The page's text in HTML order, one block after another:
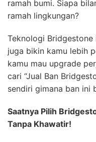
ramah bumi. Siapa
ramah lingkungan?
Teknologi
juga bikin kamu lebih
kamu mau upgrade
cari “Jual Ban
sendiri gimana ban ini
Saatnya Pilih
Tanpa Khawatir!